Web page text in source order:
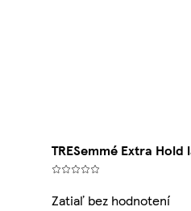
TRESemmé Extra
Zatiaľ bez hodnotení